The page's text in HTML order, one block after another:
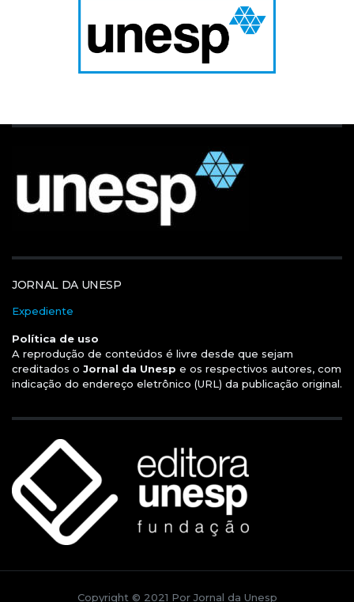
JORNAL DA UNESP
Expediente
Política de uso
A reprodução de conteúdos é livre desde que sejam
creditados o Jornal da Unesp e os respectivos autores, com
indicação do endereço eletrônico (URL) da publicação original.
Copyright © 2021 Por Jornal da Unesp